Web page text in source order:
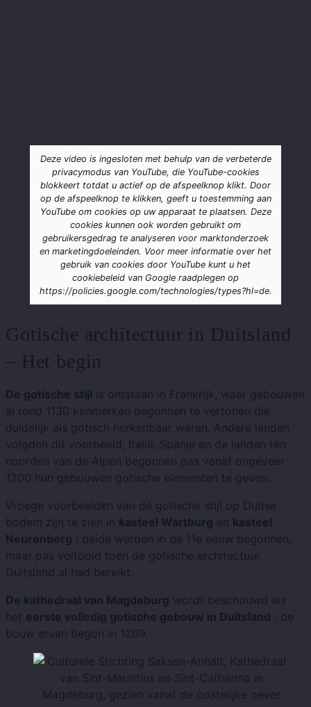
Deze video is ingesloten met behulp van de verbeterde
privacymodus van YouTube, die YouTube-cookies
blokkeert totdat u actief op de afspeelknop klikt. Door
op de afspeelknop te klikken, geeft u toestemming aan
YouTube om cookies op uw apparaat te plaatsen. Deze
cookies kunnen ook worden gebruikt om
gebruikersgedrag te analyseren voor marktonderzoek
en marketingdoeleinden. Voor meer informatie over het
gebruik van cookies door YouTube kunt u het
cookiebeleid van Google raadplegen op
https://policies.google.com/technologies/types?hl=de.
Gotische architectuur in Duitsland
– Het begin
De gotische stijl is ontstaan ​​in Frankrijk, waar gebouwen
al rond 1130 kenmerken begonnen te vertonen die
duidelijk als gotisch herkenbaar waren. Andere landen
volgden dit voorbeeld; Italië, Spanje en de landen ten
noorden van de Alpen begonnen pas vanaf ongeveer
1200 hun gebouwen gotische elementen te geven.
Vroege voorbeelden van de gotische stijl op Duitse
bodem zijn te zien in kasteel Wartburg en kasteel
Neurenberg ; beide werden in de 11e eeuw begonnen,
maar pas voltooid toen de gotische architectuur
Duitsland al had bereikt.
De kathedraal van Magdeburg wordt beschouwd als
het eerste volledig gotische gebouw in Duitsland ; de
bouw ervan begon in 1209.